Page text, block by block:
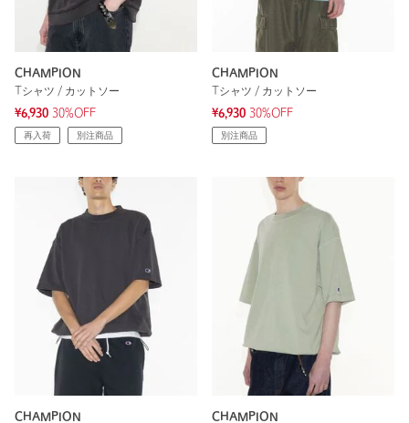
CHAMPION
Tシャツ / カットソー
¥6,930 30%OFF
再入荷 別注商品
CHAMPION
Tシャツ / カットソー
¥6,930 30%OFF
別注商品
CHAMPION
CHAMPION